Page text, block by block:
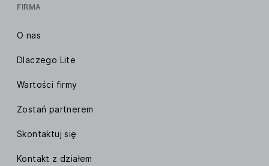
FIRMA
O nas
Dlaczego Lite
Wartości firmy
Zostań partnerem
Skontaktuj się
Kontakt z działem